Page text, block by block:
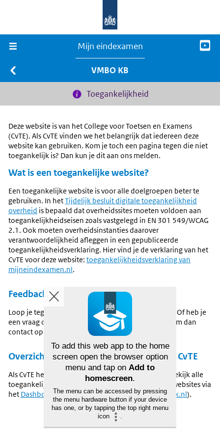
Mijn eindexamen
VMBO KB
Toegankelijkheid
Deze website is van het College voor Toetsen en Examens
(CvTE). Als CvTE vinden we het belangrijk dat iedereen deze
website kan gebruiken. Kom je toch een pagina tegen die niet
toegankelijk is? Dan kun je dit aan ons melden.
Wat is een toegankelijke website?
Een toegankelijke website is voor alle doelgroepen beter te
gebruiken. In hetTijdelijk besluit digitale toegankelijkheid
overheid is bepaald dat overheidssites moeten voldoen aan
toegankelijkheidseisen zoals vastgelegd in EN 301 549/WCAG
2.1. Ook moeten overheidsinstanties daarover
verantwoordelijkheid afleggen in een gepubliceerde
toegankelijkheidsverklaring. Hier vind je de verklaring van het
CvTE voor deze website: toegankelijkheidsverklaring van
mijneindexamen.nl.
Feedback en contactgegevens
Loop je tegen een toegankelijkheidsprobleem aan? Of heb je
een vraag of opmerking over toegankelijkheid? Neem dan
contact op via:
info@cvte.nl
Overzicht toegankelijkheidsverklaringen CvTE
Als CvTE hebben we meerdere websites in beheer. Bekijk alle
toegankelijkheidsverklaringen voor onze publieke websites via
het Dashboard Digitoegankelijk(opdigitoegankelijk.nl).
To add this web app to the home
screen open the browser option
menu and tap on Add to
homescreen.
The menu can be accessed by pressing
the menu hardware button if your device
has one, or by tapping the top right menu
icon
.